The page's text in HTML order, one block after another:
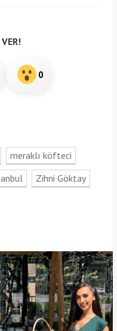
0
meraklı köfteci
Zihni Göktay